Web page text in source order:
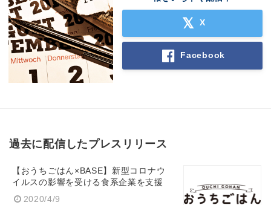
X
Facebook
過去に配信したプレスリリース
【おうちごはん×BASE】新型コロナウ
イルスの影響を受ける食系企業を支援
2020/4/9